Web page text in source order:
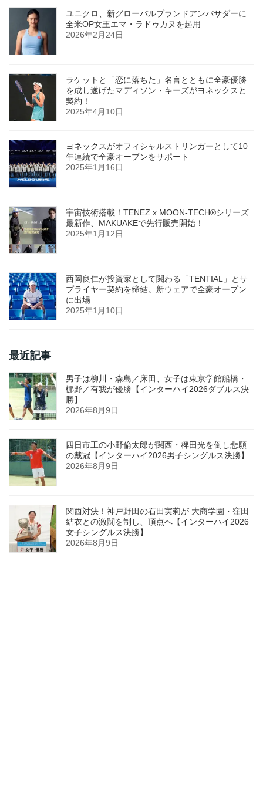
ユニクロ、新グローバルブランドアンバサダーに
全米OP女王エマ・ラドゥカヌを起用
2026年2月24日
ラケットと「恋に落ちた」名言とともに全豪優勝
を成し遂げたマディソン・キーズがヨネックスと
契約！
2025年4月10日
ヨネックスがオフィシャルストリンガーとして10
年連続で全豪オープンをサポート
2025年1月16日
宇宙技術搭載！TENEZ x MOON-TECH®シリーズ
最新作、MAKUAKEで先行販売開始！
2025年1月12日
西岡良仁が投資家として関わる「TENTIAL」とサ
プライヤー契約を締結。新ウェアで全豪オープン
に出場
2025年1月10日
最近記事
男子は柳川・森島／床田、女子は東京学館船橋・
梛野／有我が優勝【インターハイ2026ダブルス決
勝】
2026年8月9日
四日市工の小野倫太郎が関西・稗田光を倒し悲願
の戴冠【インターハイ2026男子シングルス決勝】
2026年8月9日
関西対決！神戸野田の石田実莉が 大商学園・窪田
結衣との激闘を制し、頂点へ【インターハイ2026
女子シングルス決勝】
2026年8月9日